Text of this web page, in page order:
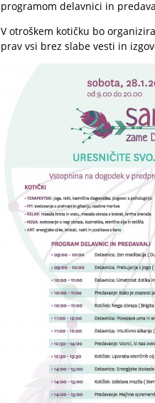
programom delavnici in
V otroškem kotičku bo
prav vsi brez slabe vesti in